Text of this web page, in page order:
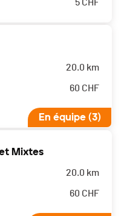
5 CHF
20.0 km
60 CHF
En équipe (3)
Mixtes
20.0 km
60 CHF